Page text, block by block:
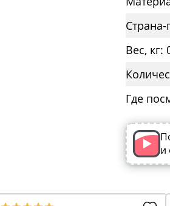
Вес, кг:
Где
и